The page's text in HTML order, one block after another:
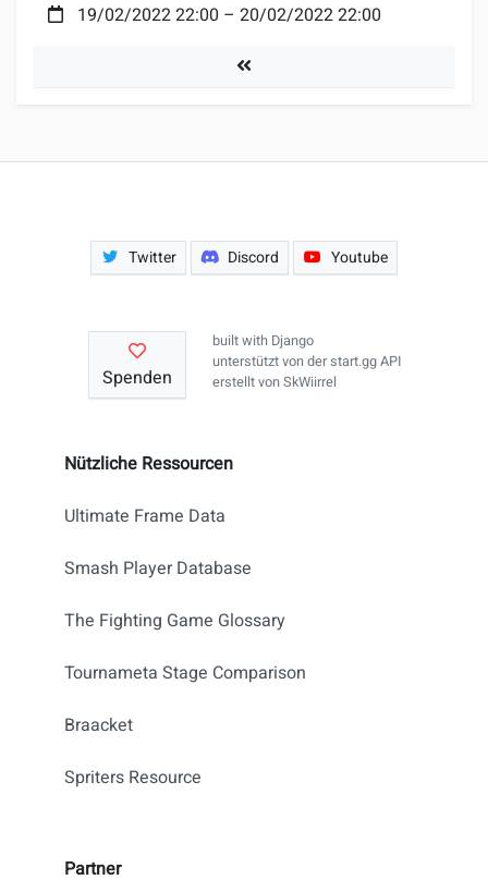
Datum:
19/02/2022 22:00 – 20/02/2022 22:00
Turniere
Twitter Discord Youtube
Nützliche Ressourcen
Ultimate Frame Data
Smash Player Database
The Fighting Game Glossary
Tournameta Stage Comparison
Braacket
Spriters Resource
Partner
Spenden
built with Django
unterstützt von derstart.gg API
erstellt vonSkWiirrel